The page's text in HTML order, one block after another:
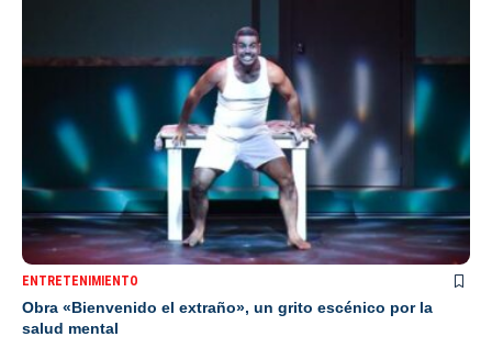
ENTRETENIMIENTO
Obra «Bienvenido el extraño», un grito escénico por la
salud mental